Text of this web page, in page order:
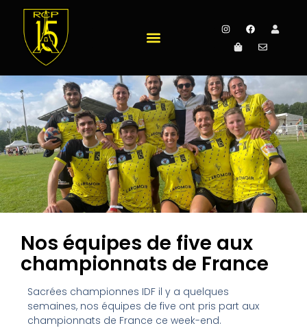
Nos équipes de five aux
championnats de France
Sacrées championnes IDF il y a quelques
semaines, nos équipes de five ont pris part aux
championnats de France ce week-end.